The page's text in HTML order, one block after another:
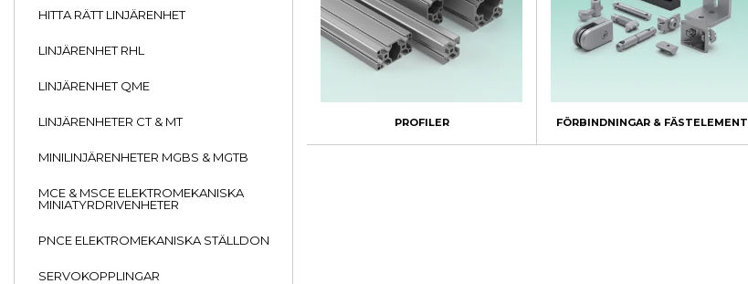
HITTA RÄTT LINJÄRENHET
LINJÄRENHET RHL
LINJÄRENHET QME
LINJÄRENHETER CT & MT
MINILINJÄRENHETER MGBS & MGTB
MCE & MSCE ELEKTROMEKANISKA
MINIATYRDRIVENHETER
PNCE ELEKTROMEKANISKA STÄLLDON
SERVOKOPPLINGAR
PROFILER FÖRBINDNINGAR & FÄSTELEMENT